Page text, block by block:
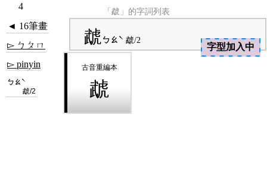
「虣」的字詞列表
◄ 16筆畫
▻ ㄅㄆㄇ
▻ pinyin
ㄅㄠˋ
虣/2
虣ㄅㄠˋ 虣/2
虣
4
字型加入中